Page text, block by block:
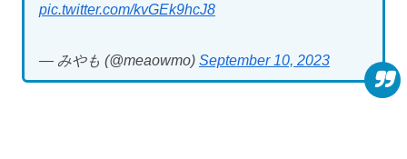
pic.twitter.com/kvGEk9hcJ8
— みやも (@meaowmo) September 10, 2023